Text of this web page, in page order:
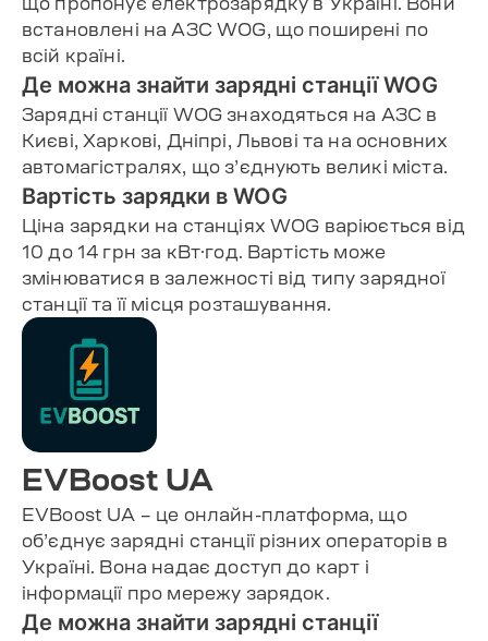
встановлені на АЗС WOG, що поширені по
всій країні.
Де можна знайти зарядні станції WOG
Зарядні станції WOG знаходяться на АЗС в
Києві, Харкові, Дніпрі, Львові та на основних
автомагістралях, що з’єднують великі міста.
Вартість зарядки в WOG
Ціна зарядки на станціях WOG варіюється від
10 до 14 грн за кВт·год. Вартість може
змінюватися в залежності від типу зарядної
станції та її місця розташування.
EVBoost UA
EVBoost UA – це онлайн-платформа, що
об’єднує зарядні станції різних операторів в
Україні. Вона надає доступ до карт і
інформації про мережу зарядок.
Де можна знайти зарядні станції